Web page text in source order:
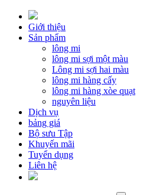
Giới thiệu
Sản phẩm
lông mi
lông mi sợi một màu
Lông mi sợi hai màu
lông mi hàng cấy
lông mi hàng xòe quạt
nguyên liệu
Dịch vụ
bảng giá
Bộ sưu Tập
Khuyến mãi
Tuyển dụng
Liên hệ